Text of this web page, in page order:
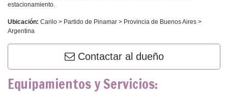
estacionamiento.
Ubicación: Carilo > Partido de Pinamar > Provincia de Buenos Aires >
Argentina
Contactar al dueño
Equipamientos y Servicios: